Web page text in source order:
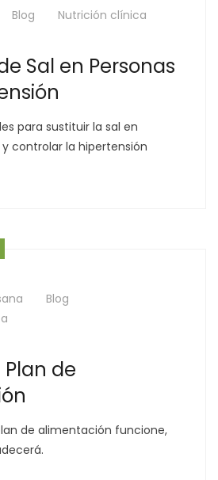
Blog
Nutrición clínica
Sal en Personas
para sustituir la sal en
controlar la hipertensión
Blog
Plan de
de alimentación funcione,